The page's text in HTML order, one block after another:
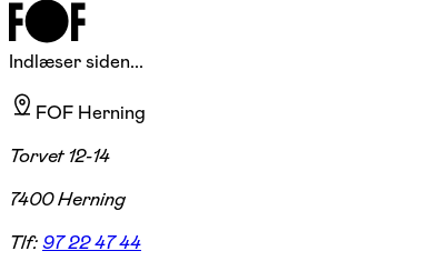
Indlæser siden...
FOF Herning
Torvet 12-14
7400 Herning
Tlf:97 22 47 44